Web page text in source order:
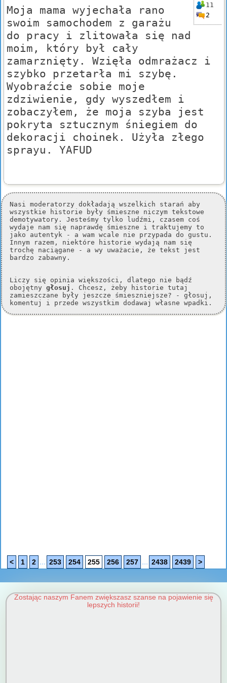
11
2
Moja mama wyjechała rano
swoim samochodem z garażu
do pracy i zlitowała się nad
moim, który był cały
zamarznięty. Wzięła odmrażacz i
szybko przetarła mi szybę.
Wyobraźcie sobie moje
zdziwienie, gdy wyszedłem i
zobaczyłem, że moja szyba jest
pokryta sztucznym śniegiem do
dekoracji choinek. Użyła złego
sprayu. YAFUD
Nasi moderatorzy dokładają wszelkich starań aby
wszystkie historie były śmieszne niczym tekstowe
demotywatory. Jesteśmy tylko ludźmi, czasem coś
wydaje nam się naprawdę śmieszne i traktujemy to
jako autentyk - a wam wcale nie przypada do gustu.
Innym razem, niektóre historie wydają nam się
trochę naciągane - a wy uważacie, że tekst jest
bardzo zabawny.
Liczy się opinia większości, dlatego nie bądź
obojętny głosuj . Chcesz, żeby historie tutaj
zamieszczane były jeszcze śmieszniejsze? - głosuj,
komentuj i przede wszystkim dodawaj własne wpadki.
< 1 2 ... 253 254 255 256 257 ... 2438 2439 >
Zostając naszym Fanem zwiększasz szanse na pojawienie się
lepszych historii!